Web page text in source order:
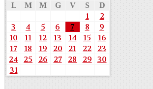
L M M G V S D
1
2
3
4 5 6 7 8
9
10
11 12 13 14 15
16
17
18 19 20 21 22
23
24
25 26 27 28 29 30
31